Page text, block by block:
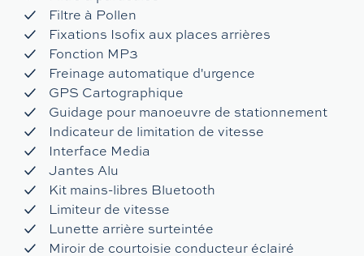
Filtre à Pollen
Fixations Isofix aux places arrières
Fonction MP3
Freinage automatique d'urgence
GPS Cartographique
Guidage pour manoeuvre de stationnement
Indicateur de limitation de vitesse
Interface Media
Jantes Alu
Kit mains-libres Bluetooth
Limiteur de vitesse
Lunette arrière surteintée
Miroir de courtoisie conducteur éclairé